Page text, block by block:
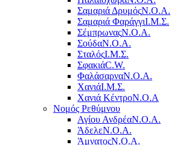
Σαμαριά ΔρυμόςΝ.Ο.Α.
Σαμαριά ΦαράγγιΙ.Μ.Σ.
ΣέμπρωναςΝ.Ο.Α.
ΣούδαΝ.Ο.Α.
ΣταλόςΙ.Μ.Σ.
ΣφακιάC.W.
ΦαλάσαρναΝ.Ο.Α.
ΧανιάΙ.Μ.Σ.
Χανιά ΚέντροN.O.A
Νομός Ρεθύμνου
Αγίου ΑνδρέαΝ.Ο.Α.
ΆδελεΝ.Ο.Α.
ΆμνατοςΝ.Ο.Α.